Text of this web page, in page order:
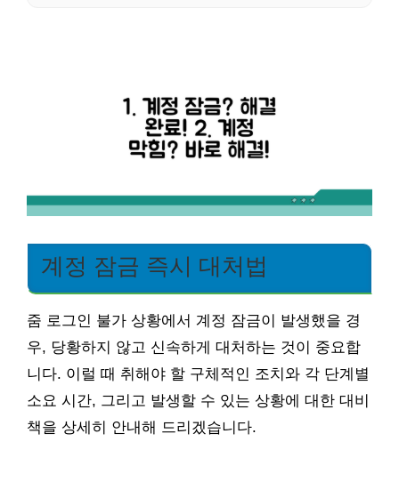
계정 잠금 즉시 대처법
줌 로그인 불가 상황에서 계정 잠금이 발생했을 경
우, 당황하지 않고 신속하게 대처하는 것이 중요합
니다. 이럴 때 취해야 할 구체적인 조치와 각 단계별
소요 시간, 그리고 발생할 수 있는 상황에 대한 대비
책을 상세히 안내해 드리겠습니다.